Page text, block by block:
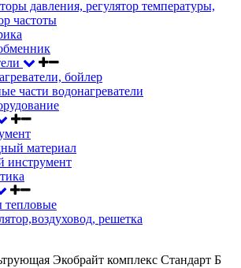
давления, регулятор температуры,
частоты
бойлер
части водонагреватели
материал
инструмент
тепловые
решетка
Экобрайт комплекс Стандарт Б